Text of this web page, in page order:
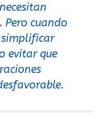
Pero cuando
simplificar
evitar que